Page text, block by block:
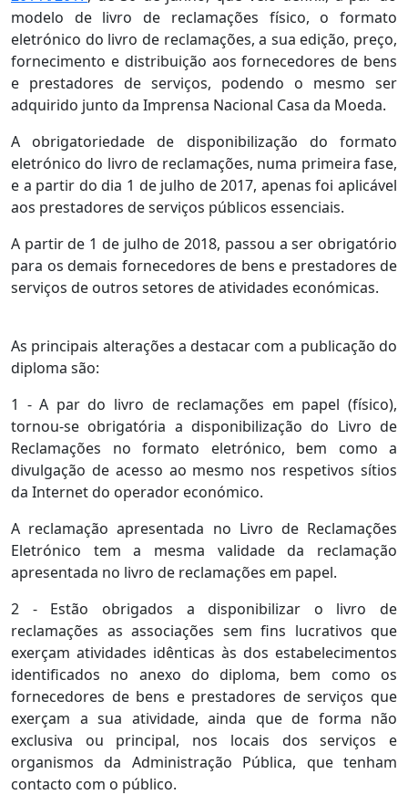
modelo de livro de reclamações físico, o formato
eletrónico do livro de reclamações, a sua edição, preço,
fornecimento e distribuição aos fornecedores de bens
e prestadores de serviços, podendo o mesmo ser
adquirido junto da Imprensa Nacional Casa da Moeda.
A obrigatoriedade de disponibilização do formato
eletrónico do livro de reclamações, numa primeira fase,
e a partir do dia 1 de julho de 2017, apenas foi aplicável
aos prestadores de serviços públicos essenciais.
A partir de 1 de julho de 2018, passou a ser obrigatório
para os demais fornecedores de bens e prestadores de
serviços de outros setores de atividades económicas.
As principais alterações a destacar com a publicação do
diploma são:
1 - A par do livro de reclamações em papel (físico),
tornou-se obrigatória a disponibilização do Livro de
Reclamações no formato eletrónico, bem como a
divulgação de acesso ao mesmo nos respetivos sítios
da Internet do operador económico.
A reclamação apresentada no Livro de Reclamações
Eletrónico tem a mesma validade da reclamação
apresentada no livro de reclamações em papel.
2 - Estão obrigados a disponibilizar o livro de
reclamações as associações sem fins lucrativos que
exerçam atividades idênticas às dos estabelecimentos
identificados no anexo do diploma, bem como os
fornecedores de bens e prestadores de serviços que
exerçam a sua atividade, ainda que de forma não
exclusiva ou principal, nos locais dos serviços e
organismos da Administração Pública, que tenham
contacto com o público.